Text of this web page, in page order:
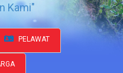
Kami"
PELAWAT